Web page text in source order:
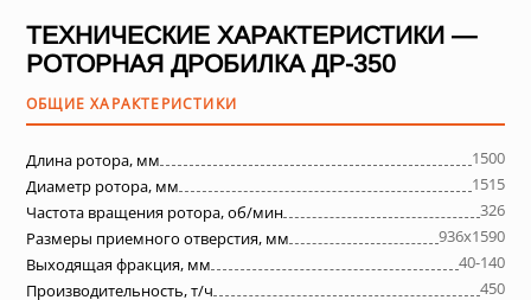
ТЕХНИЧЕСКИЕ ХАРАКТЕРИСТИКИ —
РОТОРНАЯ ДРОБИЛКА ДР-350
ОБЩИЕ ХАРАКТЕРИСТИКИ
Длина ротора, мм
1500
Диаметр ротора, мм
1515
Частота вращения ротора, об/мин
326
Размеры приемного отверстия, мм
936х1590
Выходящая фракция, мм
40-140
Производительность, т/ч
450